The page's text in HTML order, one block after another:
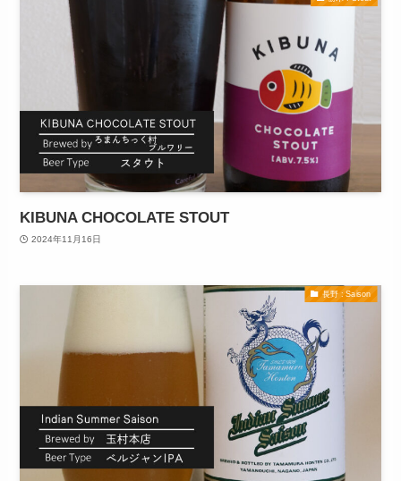
KIBUNA CHOCOLATE STOUT
2024年11月16日
長野 : Saison